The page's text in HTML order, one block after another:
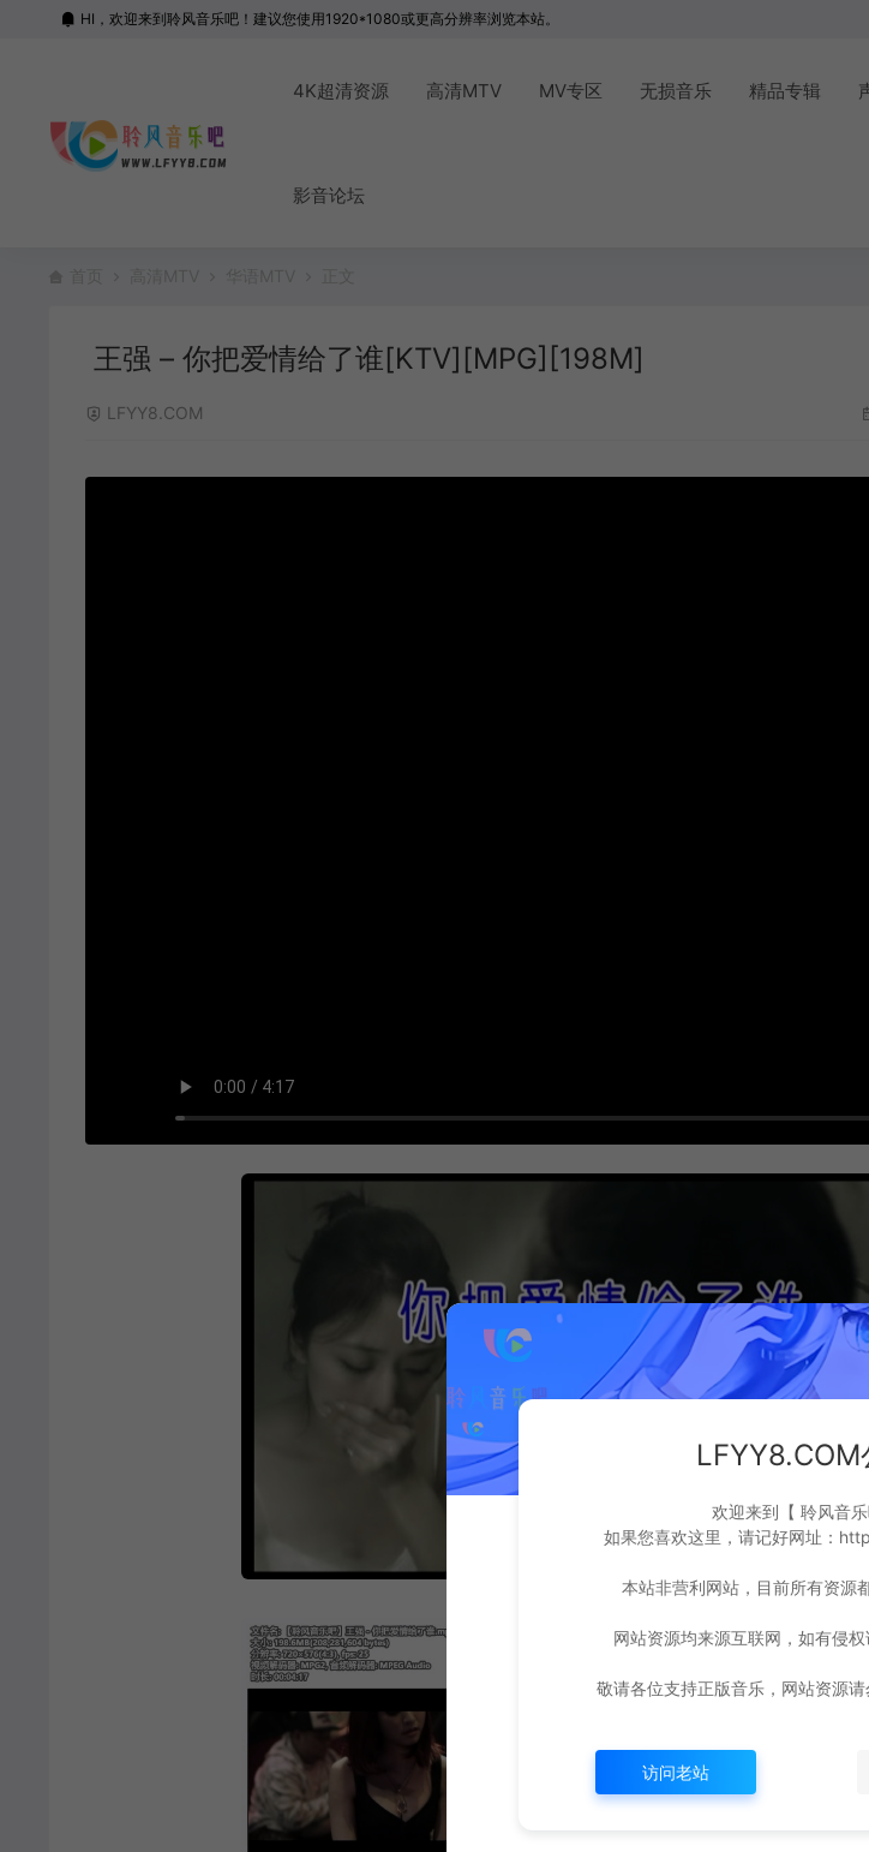
HI，欢迎来到聆风音乐吧！建议您使用1920*1080或更高分辨率浏览本站。
4K超清资源 高清MTV MV专区 无损音乐 精品专辑
影音论坛
王强 – 你把爱情给了谁[KTV][MPG][198M]
LFYY8.COM
LFYY8.COM
欢迎来到【 聆风音乐
如果您喜欢这里，请记好网址：
本站非营利网站，目前所有资源
网站资源均来源互联网，如有侵权
敬请各位支持正版音乐，网站资源请
访问老站